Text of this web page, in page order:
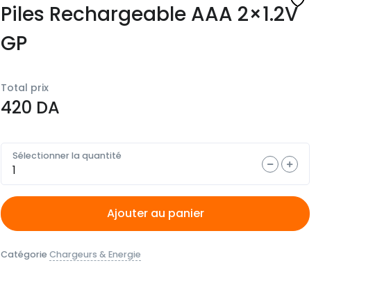
Piles Rechargeable AAA 2×1.2V
GP
Total prix
420 DA
Sélectionner la quantité
Quantité
Ajouter au panier
Catégorie Chargeurs & Energie